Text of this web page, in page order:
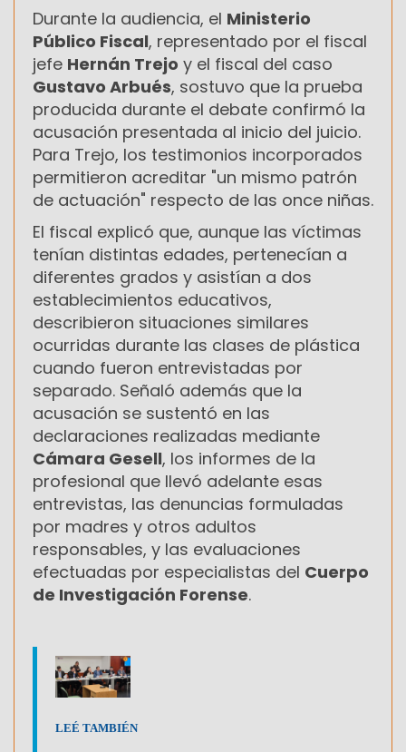
Durante la audiencia, el Ministerio
Público Fiscal, representado por el fiscal
jefe Hernán Trejo y el fiscal del caso
Gustavo Arbués, sostuvo que la prueba
producida durante el debate confirmó la
acusación presentada al inicio del juicio.
Para Trejo, los testimonios incorporados
permitieron acreditar "un mismo patrón
de actuación" respecto de las once niñas.
El fiscal explicó que, aunque las víctimas
tenían distintas edades, pertenecían a
diferentes grados y asistían a dos
establecimientos educativos,
describieron situaciones similares
ocurridas durante las clases de plástica
cuando fueron entrevistadas por
separado. Señaló además que la
acusación se sustentó en las
declaraciones realizadas mediante
Cámara Gesell, los informes de la
profesional que llevó adelante esas
entrevistas, las denuncias formuladas
por madres y otros adultos
responsables, y las evaluaciones
efectuadas por especialistas del Cuerpo
de Investigación Forense.
LEÉ TAMBIÉN